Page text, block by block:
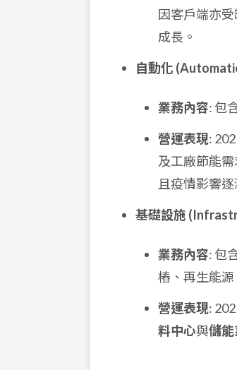
因客戶端亦
成長。
自動化
業務內容: 包
營運表現:
及工廠節能
且疫情影響
基礎設施
業務內容: 包
樁、再生能源
營運表現:
料中心與儲